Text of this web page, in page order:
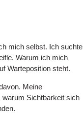
mich selbst. Ich suchte
Warum ich mich
Warteposition steht.
Meine
warum Sichtbarkeit sich